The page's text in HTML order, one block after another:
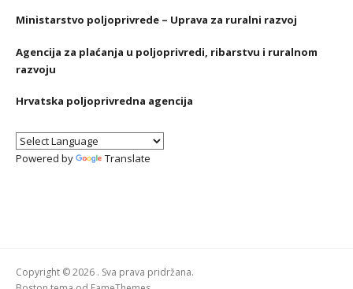
Ministarstvo poljoprivrede – Uprava za ruralni razvoj
Agencija za plaćanja u poljoprivredi, ribarstvu i ruralnom
razvoju
Hrvatska poljoprivredna agencija
Powered by Translate
Copyright © 2026 . Sva prava pridržana.